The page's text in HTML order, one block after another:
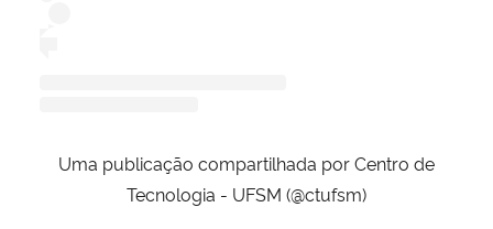
Uma publicação compartilhada por Centro de
Tecnologia - UFSM (@ctufsm)